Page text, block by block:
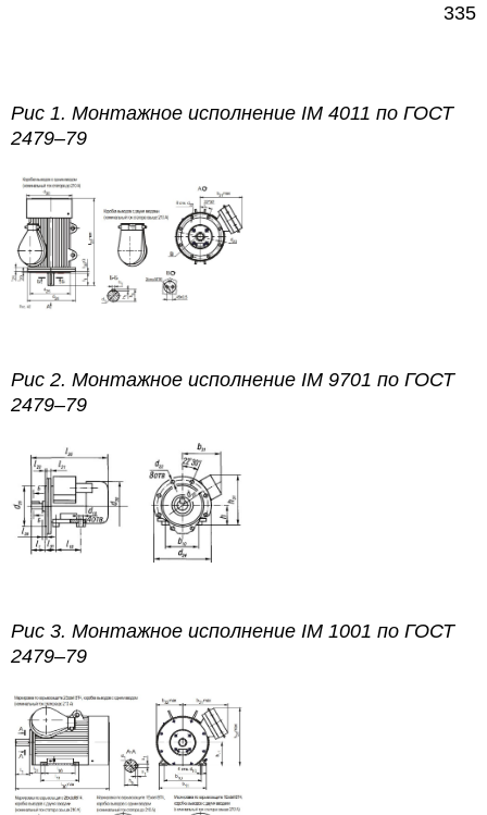
335
Рис 1. Монтажное исполнение IM 4011 по ГОСТ
2479–79
Рис 2. Монтажное исполнение IM 9701 по ГОСТ
2479–79
Рис 3. Монтажное исполнение IM 1001 по ГОСТ
2479–79